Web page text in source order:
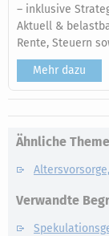
– inklusive
Aktuell &
Rente, Steuern
Mehr dazu
Ähnliche
Verwandte